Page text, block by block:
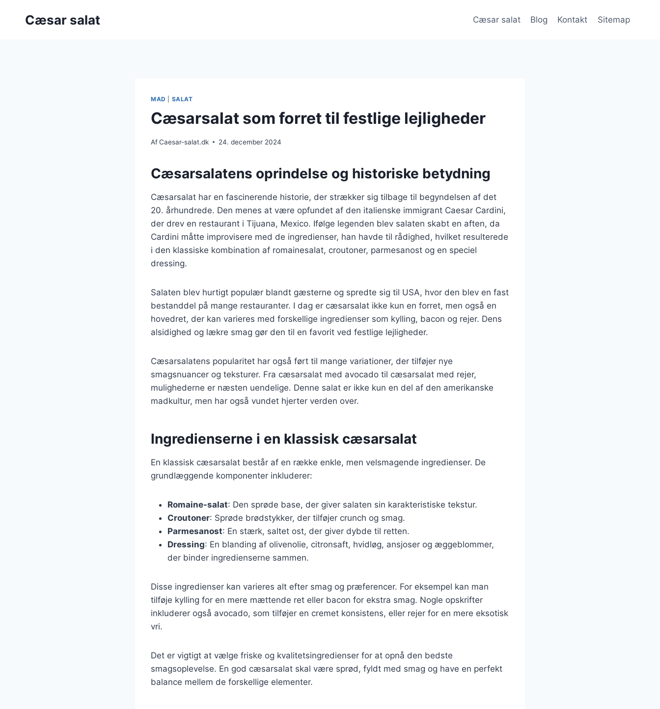
Cæsar salat Cæsar salat Blog Kontakt Sitemap
MAD SALAT
Cæsarsalat som forret til festlige lejligheder
AfCaesar-salat.dk 24. december 2024
Cæsarsalatens oprindelse og historiske betydning
Cæsarsalat har en fascinerende historie, der strækker sig tilbage til begyndelsen af det
20. århundrede. Den menes at være opfundet af den italienske immigrant Caesar Cardini,
der drev en restaurant i Tijuana, Mexico. Ifølge legenden blev salaten skabt en aften, da
Cardini måtte improvisere med de ingredienser, han havde til rådighed, hvilket resulterede
i den klassiske kombination af romainesalat, croutoner, parmesanost og en speciel
dressing.
Salaten blev hurtigt populær blandt gæsterne og spredte sig til USA, hvor den blev en fast
bestanddel på mange restauranter. I dag er cæsarsalat ikke kun en forret, men også en
hovedret, der kan varieres med forskellige ingredienser som kylling, bacon og rejer. Dens
alsidighed og lækre smag gør den til en favorit ved festlige lejligheder.
Cæsarsalatens popularitet har også ført til mange variationer, der tilføjer nye
smagsnuancer og teksturer. Fra cæsarsalat med avocado til cæsarsalat med rejer,
mulighederne er næsten uendelige. Denne salat er ikke kun en del af den amerikanske
madkultur, men har også vundet hjerter verden over.
Ingredienserne i en klassisk cæsarsalat
En klassisk cæsarsalat består af en række enkle, men velsmagende ingredienser. De
grundlæggende komponenter inkluderer:
Romaine-salat: Den sprøde base, der giver salaten sin karakteristiske tekstur.
Croutoner: Sprøde brødstykker, der tilføjer crunch og smag.
Parmesanost: En stærk, saltet ost, der giver dybde til retten.
Dressing: En blanding af olivenolie, citronsaft, hvidløg, ansjoser og æggeblommer,
der binder ingredienserne sammen.
Disse ingredienser kan varieres alt efter smag og præferencer. For eksempel kan man
tilføje kylling for en mere mættende ret eller bacon for ekstra smag. Nogle opskrifter
inkluderer også avocado, som tilføjer en cremet konsistens, eller rejer for en mere eksotisk
vri.
Det er vigtigt at vælge friske og kvalitetsingredienser for at opnå den bedste
smagsoplevelse. En god cæsarsalat skal være sprød, fyldt med smag og have en perfekt
balance mellem de forskellige elementer.